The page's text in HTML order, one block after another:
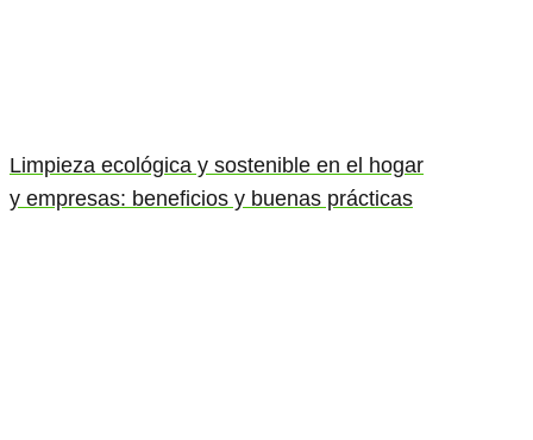
Limpieza ecológica y sostenible en el hogar
y empresas: beneficios y buenas prácticas